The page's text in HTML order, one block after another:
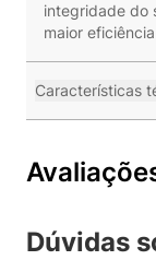
integridade do
maior
Características
Dúvidas